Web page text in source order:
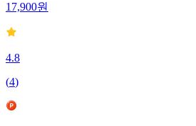
17,900원
4.8
(4)